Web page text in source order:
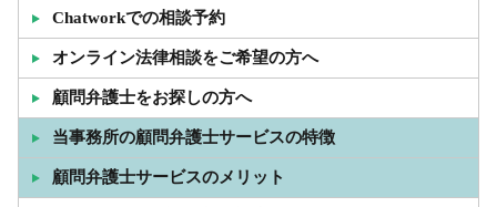
Chatworkでの相談予約
オンライン法律相談をご希望の方へ
顧問弁護士をお探しの方へ
当事務所の顧問弁護士サービスの特徴
顧問弁護士サービスのメリット